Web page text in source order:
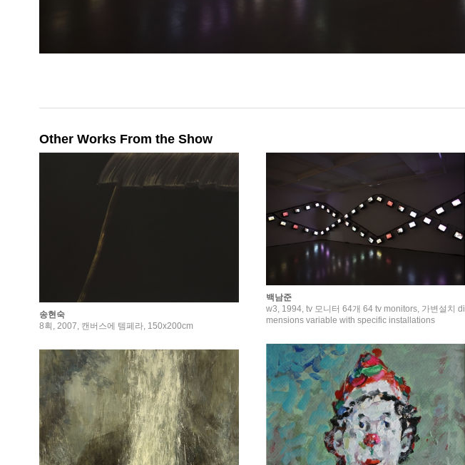
Other Works From the Show
송현숙
8획, 2007, 캔버스에 템페라, 150x200cm
백남준
w3, 1994, tv 모니터 64개 64 tv monitors, 가변설치 di
mensions variable with specific installations